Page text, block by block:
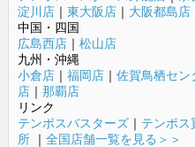
淀川店｜ 東大阪店｜ 大阪都島店
中国・四国
広島西店｜ 松山店
九州・沖縄
小倉店｜ 福岡店｜ 佐賀鳥栖セン
店｜ 那覇店
リンク
テンポスバスターズ｜ テンポス
所｜ 全国店舗一覧を見る＞＞